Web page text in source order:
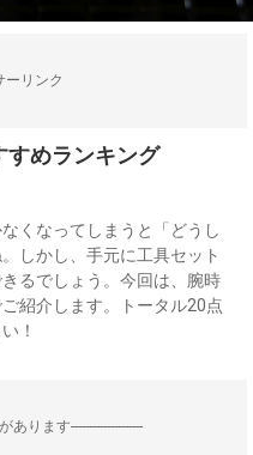
ーリンク
すめランキング
くなってしまうと「どうし
しかし、手元に工具セット
るでしょう。今回は、腕時
紹介します。トータル20点
！
あります--------------------